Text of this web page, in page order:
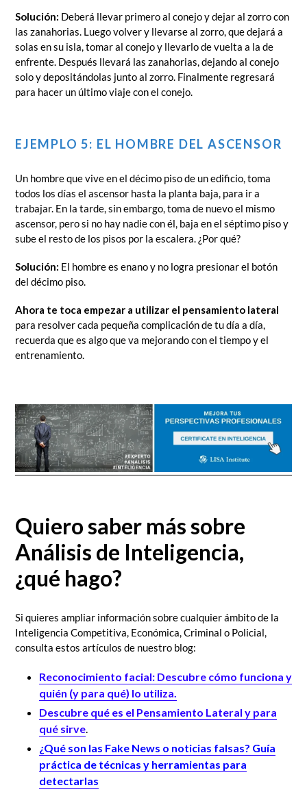
Solución: Deberá llevar primero al conejo y dejar al zorro con
las zanahorias. Luego volver y llevarse al zorro, que dejará a
solas en su isla, tomar al conejo y llevarlo de vuelta a la de
enfrente. Después llevará las zanahorias, dejando al conejo
solo y depositándolas junto al zorro. Finalmente regresará
para hacer un último viaje con el conejo.
EJEMPLO 5: EL HOMBRE DEL ASCENSOR
Un hombre que vive en el décimo piso de un edificio, toma
todos los días el ascensor hasta la planta baja, para ir a
trabajar. En la tarde, sin embargo, toma de nuevo el mismo
ascensor, pero si no hay nadie con él, baja en el séptimo piso y
sube el resto de los pisos por la escalera. ¿Por qué?
Solución: El hombre es enano y no logra presionar el botón
del décimo piso.
Ahora te toca empezar a utilizar el pensamiento lateral
para resolver cada pequeña complicación de tu día a día,
recuerda que es algo que va mejorando con el tiempo y el
entrenamiento.
Quiero saber más sobre
Análisis de Inteligencia,
¿qué hago?
Si quieres ampliar información sobre cualquier ámbito de la
Inteligencia Competitiva, Económica, Criminal o Policial,
consulta estos artículos de nuestro blog:
Reconocimiento facial: Descubre cómo funciona y
quién (y para qué) lo utiliza.
Descubre qué es el Pensamiento Lateral y para
qué sirve.
¿Qué son las Fake News o noticias falsas? Guía
práctica de técnicas y herramientas para
detectarlas